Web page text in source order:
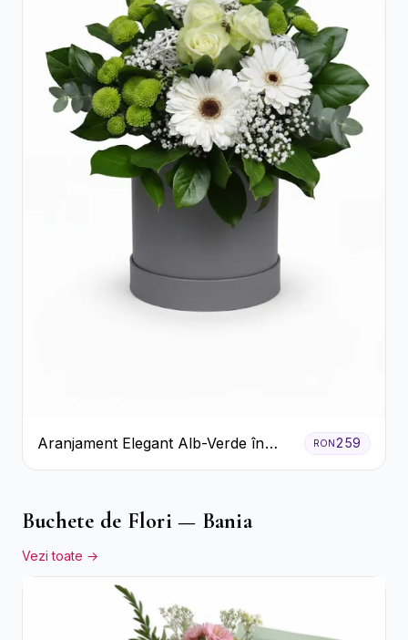
Aranjament Elegant Alb-Verde în
Cutie Gri
RON259
Buchete de Flori — Bania
Vezi toate →